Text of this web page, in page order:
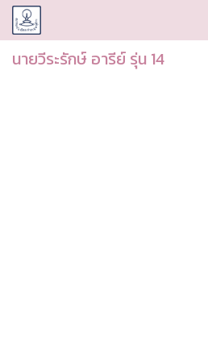
CUDAA
นายวีระรักษ์ อารีย์ รุ่น 14